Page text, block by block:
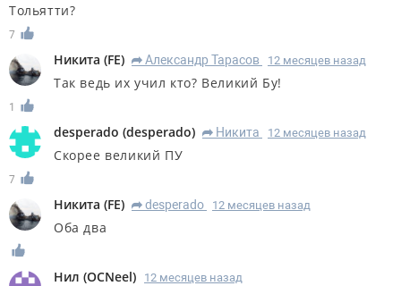
Тольятти?
7
Никита (FE) R Александр Тарасов 12 месяцев назад
Так ведь их учил кто? Великий Бу!
1
desperado (desperado) R Никита 12 месяцев назад
Скорее великий ПУ
7
Никита (FE) R desperado 12 месяцев назад
Оба два
Нил (OCNeel) 12 месяцев назад